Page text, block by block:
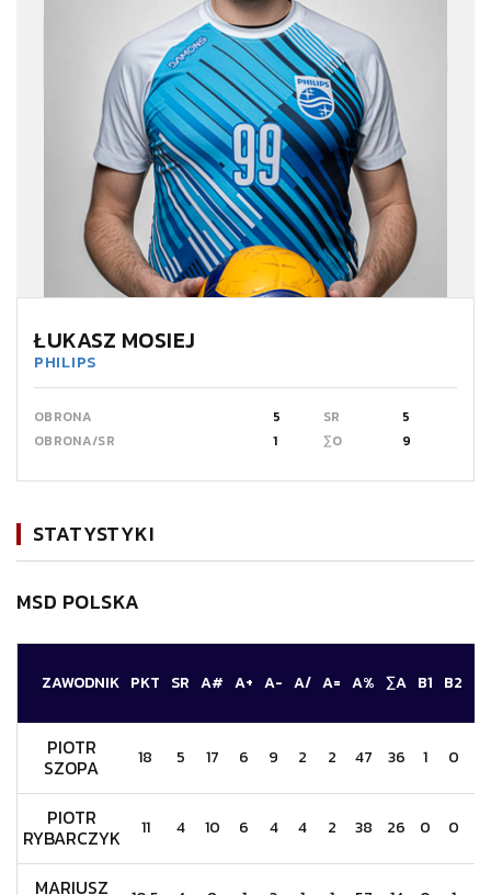
ŁUKASZ MOSIEJ
PHILIPS
OBRONA 5 SR
5
OBRONA/SR
1 ∑O 9
STATYSTYKI
MSD POLSKA
ZAWODNIK PKT SR A# A+ A- A/ A= A% ∑A B1 B2
PIOTR
SZOPA 18 5 17 6 9 2 2 47 36 1 0
PIOTR
RYBARCZYK 11 4 10 6 4 4 2 38 26 0 0
MARIUSZ